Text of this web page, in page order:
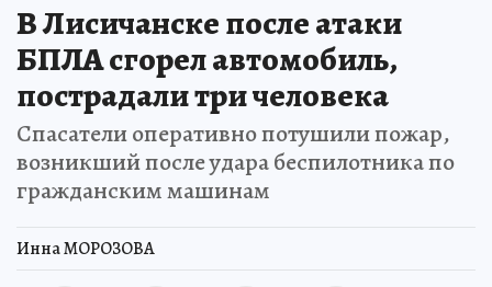
В Лисичанске после атаки
БПЛА сгорел автомобиль,
пострадали три человека
Спасатели оперативно потушили пожар,
возникший после удара беспилотника по
гражданским машинам
Инна МОРОЗОВА